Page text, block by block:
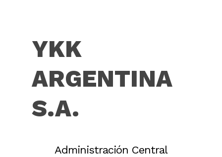
YKK
ARGENTINA
S.A.
Administración Central